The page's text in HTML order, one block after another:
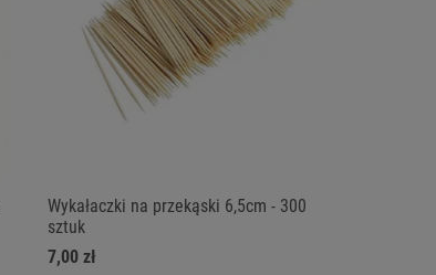
Wykałaczki na przekąski 6,5cm - 300
sztuk
7,00 zł